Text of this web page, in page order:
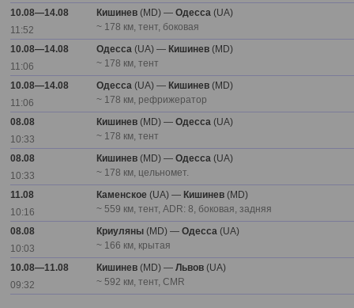
10.08—14.08
Кишинев (MD) — Одесса (UA)
11:52
~ 178 км, тент, боковая
10.08—14.08
Одесса (UA) — Кишинев (MD)
11:06
~ 178 км, тент
10.08—14.08
Одесса (UA) — Кишинев (MD)
11:06
~ 178 км, рефрижератор
08.08
Кишинев (MD) — Одесса (UA)
10:33
~ 178 км, тент
08.08
Кишинев (MD) — Одесса (UA)
10:33
~ 178 км, цельномет.
11.08
Каменское (UA) — Кишинев (MD)
10:16
~ 559 км, тент, ADR: 8, боковая, задняя
08.08
Криуляны (MD) — Одесса (UA)
10:03
~ 166 км, крытая
10.08—11.08
Кишинев (MD) — Львов (UA)
09:32
~ 592 км, тент, CMR